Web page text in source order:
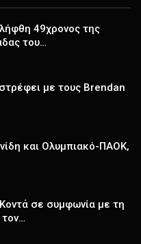
49χρονος της
του…
με τους Brendan
και Ολυμπιακό-ΠΑΟΚ,
σε συμφωνία με τη